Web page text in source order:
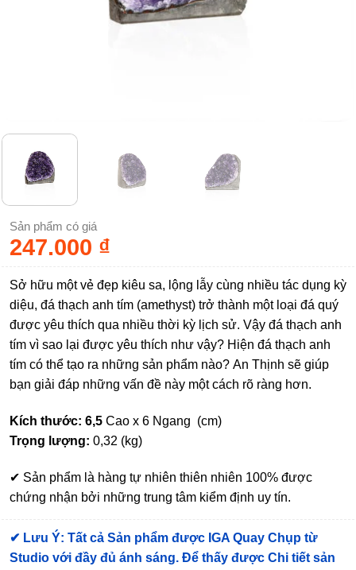
Sản phẩm có giá
247.000 ₫
Sở hữu một vẻ đẹp kiêu sa, lộng lẫy cùng nhiều tác dụng kỳ
diệu, đá thạch anh tím (amethyst) trở thành một loại đá quý
được yêu thích qua nhiều thời kỳ lịch sử. Vậy đá thạch anh
tím vì sao lại được yêu thích như vậy? Hiện đá thạch anh
tím có thể tạo ra những sản phẩm nào? An Thịnh sẽ giúp
bạn giải đáp những vấn đề này một cách rõ ràng hơn.
Kích thước: 6,5 Cao x 6 Ngang (cm)
Trọng lượng: 0,32 (kg)
✔ Sản phẩm là hàng tự nhiên thiên nhiên 100% được
chứng nhận bởi những trung tâm kiểm định uy tín.
✔ Lưu Ý: Tất cả Sản phẩm được IGA Quay Chụp từ
Studio với đầy đủ ánh sáng. Để thấy được Chi tiết sản